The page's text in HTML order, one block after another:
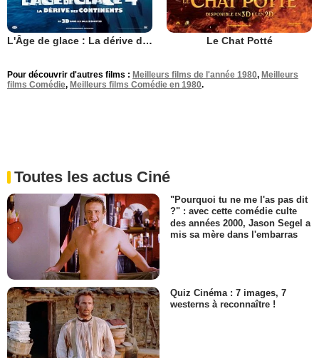
L'Âge de glace : La dérive des continents Le Chat Potté
Pour découvrir d'autres films : Meilleurs films de l'année 1980, Meilleurs
films Comédie, Meilleurs films Comédie en 1980.
Toutes les actus Ciné
"Pourquoi tu ne me l'as pas dit
?" : avec cette comédie culte
des années 2000, Jason Segel a
mis sa mère dans l'embarras
Quiz Cinéma : 7 images, 7
westerns à reconnaître !